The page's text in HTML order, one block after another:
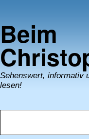
Beim
Sehenswert, informativ
lesen!